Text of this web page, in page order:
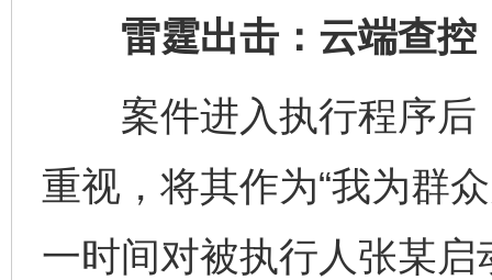
雷霆出击：云端查控
案件进入执行程序后
重视，将其作为“我为群
一时间对被执行人张某